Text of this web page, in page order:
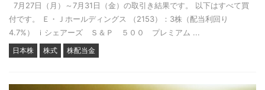
7月27日（月）～7月31日（金）の取引き結果です。 以下はすべて買
付です。 Ｅ・Ｊホールディングス （2153）：3株（配当利回り
4.7%） ｉシェアーズ Ｓ＆Ｐ ５００ プレミアム ...
日本株 株式 株配当金